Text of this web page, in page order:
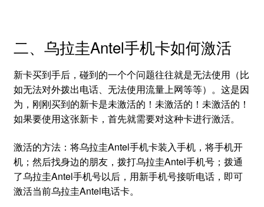
二、乌拉圭Antel手机卡如何激活
新卡买到手后，碰到的一个个问题往往就是无法使用（比
如无法对外拨出电话、无法使用流量上网等等）。这是因
为，刚刚买到的新卡是未激活的！未激活的！未激活的！
如果要使用这张新卡，首先就需要对这种卡进行激活。
激活的方法：将乌拉圭Antel手机卡装入手机，将手机开
机；然后找身边的朋友，拨打乌拉圭Antel手机号；拨通
了乌拉圭Antel手机号以后，用新手机号接听电话，即可
激活当前乌拉圭Antel电话卡。